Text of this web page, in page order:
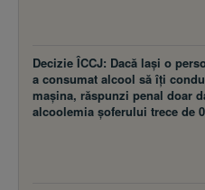
Decizie ÎCCJ: Dacă laşi o
a consumat alcool să îţi
maşina, răspunzi penal doar
alcoolemia şoferului trece de